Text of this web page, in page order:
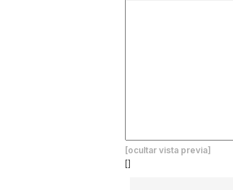
[ocultar vista previa]
[]